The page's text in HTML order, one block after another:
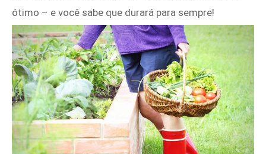
ótimo – e você sabe que durará para sempre!